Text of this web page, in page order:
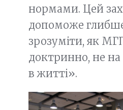
нормами. Цей
допоможе
зрозуміти, як
доктринно, не на
в житті».